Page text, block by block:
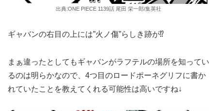
出典:ONE PIECE 1139話 尾田 栄一郎/集英社
ギャバンの右目の上には”火ノ傷”らしき跡が⁉︎
まぁ違ったとしてもギャバンがラフテルの場所を知ってい
るのは明らかなので、4つ目のロードポーネグリフに書か
れていたことを教えてくれる可能性は高いですね↓